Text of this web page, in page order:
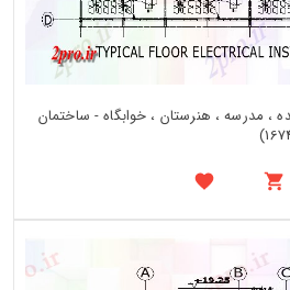
، مدرسه ، هنرستان ، خوابگاه - ساختمان